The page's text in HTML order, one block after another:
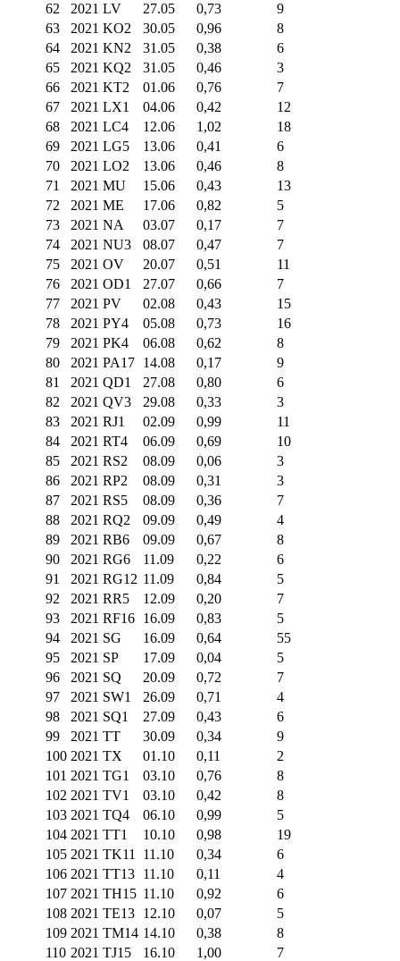
62 2021 LV 27.05 0,73
9
63
2021 KO2 30.05 0,96
8
64
2021 KN2 31.05 0,38
6
65
2021 KQ2 31.05 0,46
3
66
2021 KT2 01.06 0,76
7
67
2021 LX1 04.06 0,42
12
68
2021 LC4 12.06 1,02
18
69
2021 LG5 13.06 0,41
6
70
2021 LO2 13.06 0,46
8
71
2021 MU 15.06 0,43
13
72
2021 ME 17.06 0,82
5
73
2021 NA 03.07 0,17
7
74
2021 NU3 08.07 0,47
7
75
2021 OV 20.07 0,51
11
76
2021 OD1 27.07 0,66
7
77
2021 PV 02.08 0,43
15
78
2021 PY4 05.08 0,73
16
79
2021 PK4 06.08 0,62
8
80
2021 PA17 14.08 0,17
9
81
2021 QD1 27.08 0,80
6
82
2021 QV3 29.08 0,33
3
83
2021 RJ1 02.09 0,99
11
84
2021 RT4 06.09 0,69
10
85
2021 RS2 08.09 0,06
3
86
2021 RP2 08.09 0,31
3
87
2021 RS5 08.09 0,36
7
88
2021 RQ2 09.09 0,49
4
89
2021 RB6 09.09 0,67
8
90
2021 RG6 11.09 0,22
6
91
2021 RG12 11.09 0,84
5
92
2021 RR5 12.09 0,20
7
93
2021 RF16 16.09 0,83
5
94
2021 SG 16.09 0,64
55
95
2021 SP 17.09 0,04
5
96
2021 SQ 20.09 0,72
7
97
2021 SW1 26.09 0,71
4
98
2021 SQ1 27.09 0,43
6
99
2021 TT 30.09 0,34
9
100 2021 TX 01.10 0,11
2
101 2021 TG1 03.10 0,76
8
102 2021 TV1 03.10 0,42
8
103 2021 TQ4 06.10 0,99
5
104 2021 TT1 10.10 0,98
19
105 2021 TK11 11.10 0,34
6
106 2021 TT13 11.10 0,11
4
107 2021 TH15 11.10 0,92
6
108 2021 TE13 12.10 0,07
5
109 2021 TM14 14.10 0,38
8
110 2021 TJ15 16.10 1,00
7